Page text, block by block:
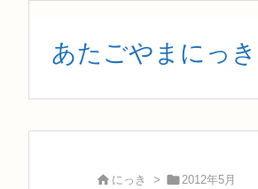
あたごやまにっき
 にっき > 2012年5月